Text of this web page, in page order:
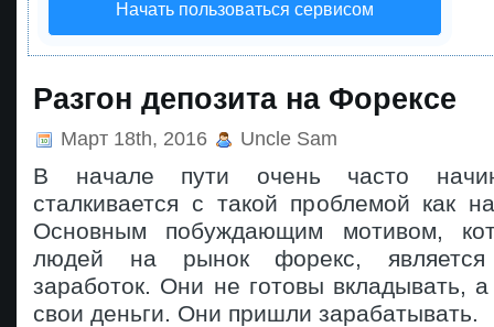
Начать пользоваться сервисом
Разгон депозита на Форексе
Март 18th, 2016 Uncle Sam
В начале пути очень часто
сталкивается с такой проблемой как
Основным побуждающим мотивом,
людей на рынок форекс, является
заработок. Они не готовы вкладывать,
свои деньги. Они пришли зарабатывать.